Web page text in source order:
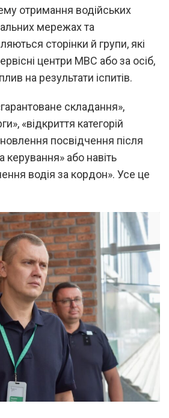
отримання водійських
мережах та
сторінки й групи, які
центри МВС або за осіб,
на результати іспитів.
складання»,
«відкриття категорій
посвідчення після
керування» або навіть
водія за кордон». Усе це